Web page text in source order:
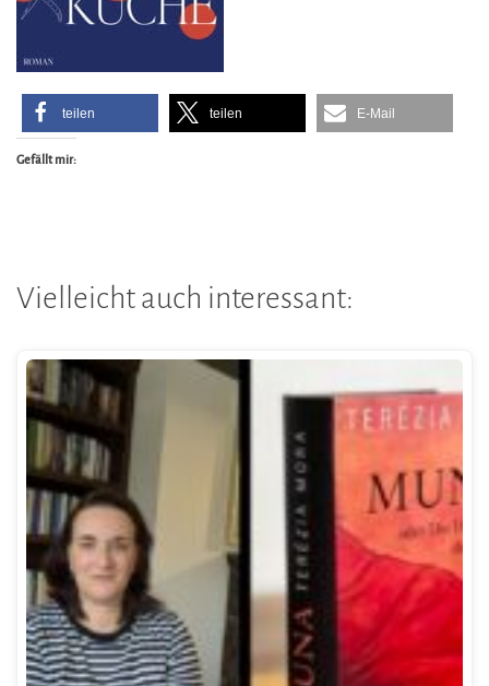
teilen teilen E-Mail
Gefällt mir:
Vielleicht auch interessant: